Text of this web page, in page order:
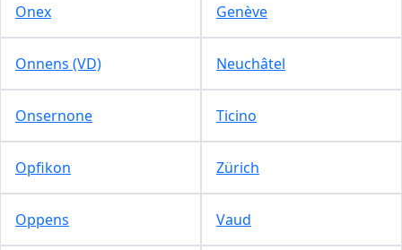
Onex Genève
Onnens (VD) Neuchâtel
Onsernone Ticino
Opfikon Zürich
Oppens Vaud